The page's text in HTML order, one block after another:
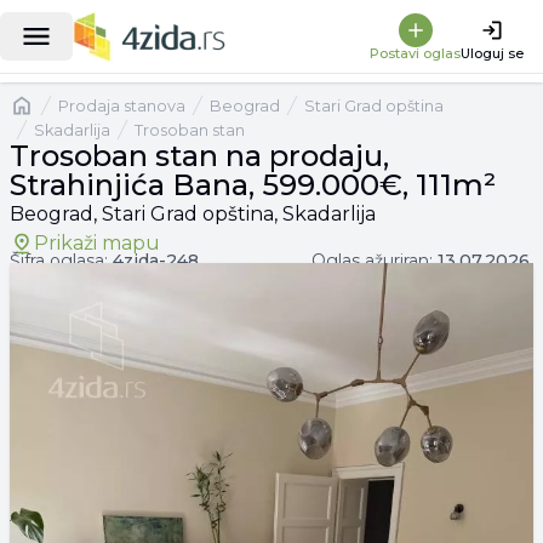
Postavi oglasUloguj se
|
Naslovnaprodaja stanova Beograd
Stari Grad opština
Skadarlija
Trosoban stan
Trosoban stan na prodaju,
Strahinjića Bana, 599.000€, 111m²
Beograd, Stari Grad opština, Skadarlija
Prikaži mapu
Šifra oglasa:4zida-248 Oglas ažuriran: 13.07.2026.